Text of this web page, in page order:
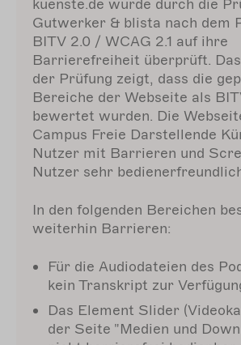
kuenste.de wurde durch die
Gutwerker & blista nach dem
BITV 2.0 / WCAG 2.1 auf ihre
Barrierefreiheit überprüft.
der Prüfung zeigt, dass die
Bereiche der Webseite als
bewertet wurden. Die
Campus Freie Darstellende
Nutzer mit Barrieren und
Nutzer sehr
In den folgenden Bereichen
weiterhin Barrieren:
Für die Audiodateien des
kein Transkript zur
Das Element Slider
der Seite "Medien und